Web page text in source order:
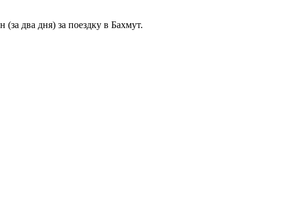
два дня) за поездку в Бахмут.